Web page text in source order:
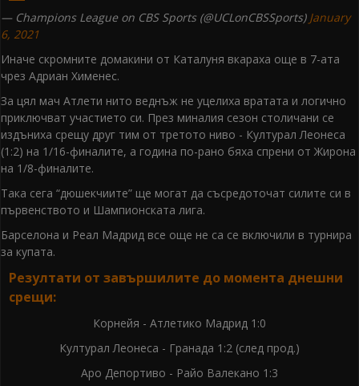
— Champions League on CBS Sports (@UCLonCBSSports) January
6, 2021
Иначе скромните домакини от Каталуня вкараха още в 7-ата
чрез Адриан Хименес.
За цял мач Атлети нито веднъж не уцелиха вратата и логично
приключват участието си. През миналия сезон столичани се
издъниха срещу друг тим от третото ниво - Културал Леонеса
(1:2) на 1/16-финалите, а година по-рано бяха спрени от Жирона
на 1/8-финалите.
Така сега “дюшекчиите” ще могат да съсредоточат силите си в
първенството и Шампионската лига.
Барселона и Реал Мадрид все още не са се включили в турнира
за купата.
Резултати от завършилите до момента днешни
срещи:
Корнейя - Атлетико Мадрид 1:0
Културал Леонеса - Гранада 1:2 (след прод.)
Аро Депортиво - Райо Валекано 1:3